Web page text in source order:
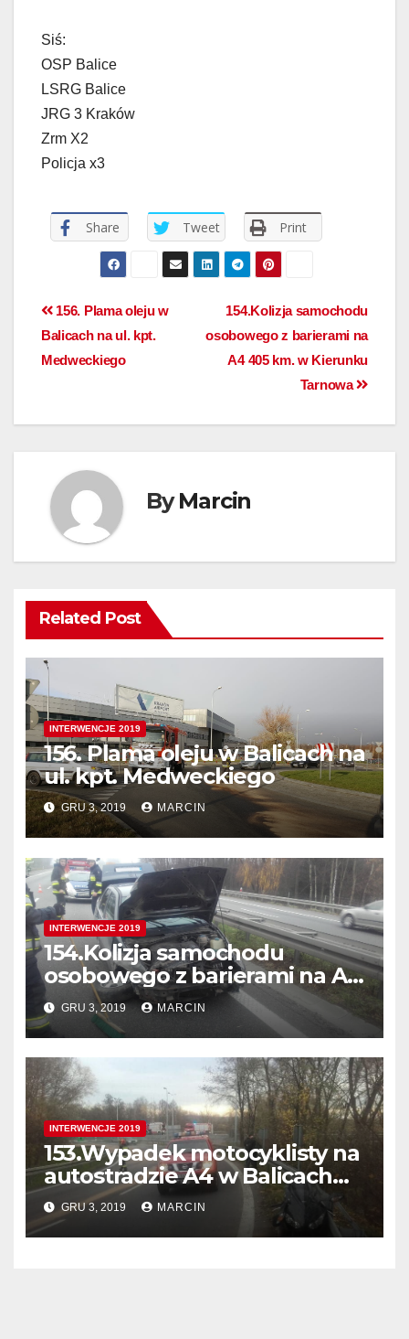
Siś:
OSP Balice
LSRG Balice
JRG 3 Kraków
Zrm X2
Policja x3
Share Tweet Print
154.Kolizja samochodu
osobowego z barierami na
A4 405 km. w Kierunku
Tarnowa
156. Plama oleju w
Balicach na ul. kpt.
Medweckiego
ByMarcin
Related Post
INTERWENCJE 2019
156. Plama oleju w Balicach na
ul. kpt. Medweckiego
GRU 3, 2019 MARCIN
INTERWENCJE 2019
154.Kolizja samochodu
osobowego z barierami na A4
405 km. w Kierunku Tarnowa
GRU 3, 2019 MARCIN
INTERWENCJE 2019
153.Wypadek motocyklisty na
autostradzie A4 w Balicach
401km w kierunku Rzeszowa
GRU 3, 2019 MARCIN